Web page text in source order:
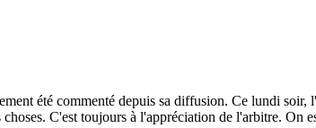
été commenté depuis sa diffusion. Ce lundi
C'est toujours à l'appréciation de l'arbitre.